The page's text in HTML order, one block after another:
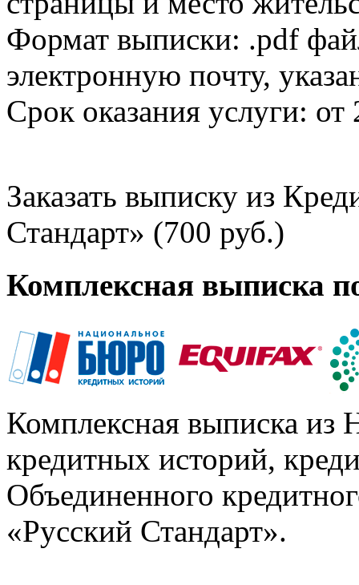
Формат выписки: .pdf
электронную почту,
Срок оказания услуги: от
Заказать выписку из
Стандарт» (700 руб.)
Комплексная выписка
Комплексная выписка из
кредитных историй,
Объединенного
«Русский Стандарт».